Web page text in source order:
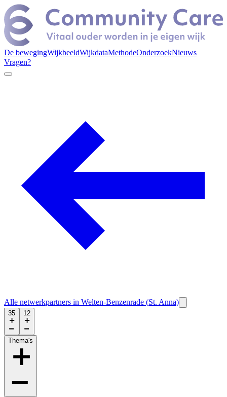
De bewegingWijkbeeldWijkdataMethodeOnderzoekNieuws
Vragen?
Alle netwerkpartners in Welten-Benzenrade (St. Anna)
35 12
Thema's